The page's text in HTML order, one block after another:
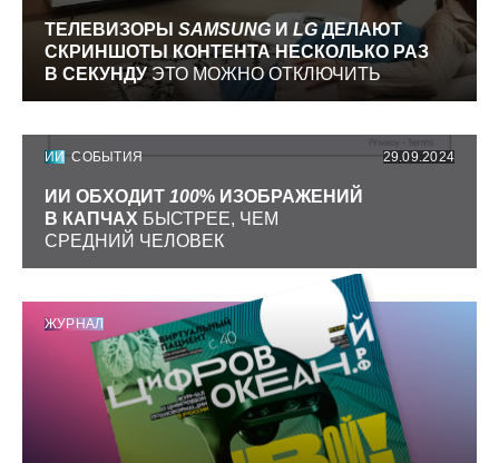
ТЕЛЕВИЗОРЫ SAMSUNG И LGДЕЛАЮТ
СКРИНШОТЫ КОНТЕНТА НЕСКОЛЬКО РАЗ
В СЕКУНДУЭТО МОЖНО ОТКЛЮЧИТЬ
ИИ СОБЫТИЯ 29.09.2024
ИИ ОБХОДИТ 100% ИЗОБРАЖЕНИЙ
В КАПЧАХ БЫСТРЕЕ, ЧЕМ
СРЕДНИЙ ЧЕЛОВЕК
ЖУРНАЛ